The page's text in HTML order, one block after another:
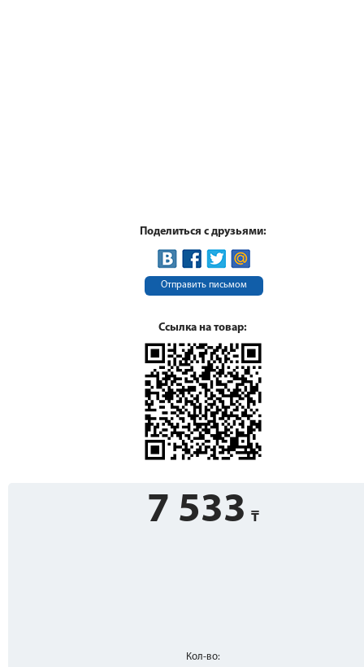
Поделиться с друзьями:
Отправить письмом
Ссылка на товар:
7 533
Кол-во: